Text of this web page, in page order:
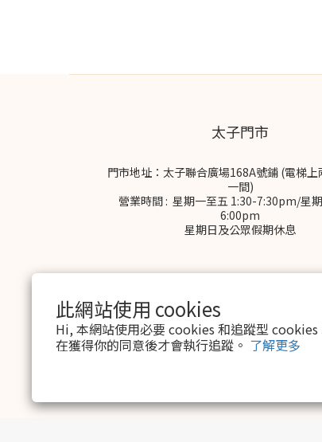
此網站使用 cookies
Hi, 本網站使用必要 cookies 和追蹤型
在獲得你的同意後才會執行追蹤。 了解更多
太子門市
門市地址：太子聯合廣場168A號鋪 (電梯上
一間)
營業時間 : 星期一至五 1:30-7:30pm/星
6:00pm
星期日及公眾假期休息
$HKD 繁體中文